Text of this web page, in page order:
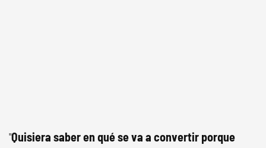
"Quisiera saber en qué se va a convertir porque